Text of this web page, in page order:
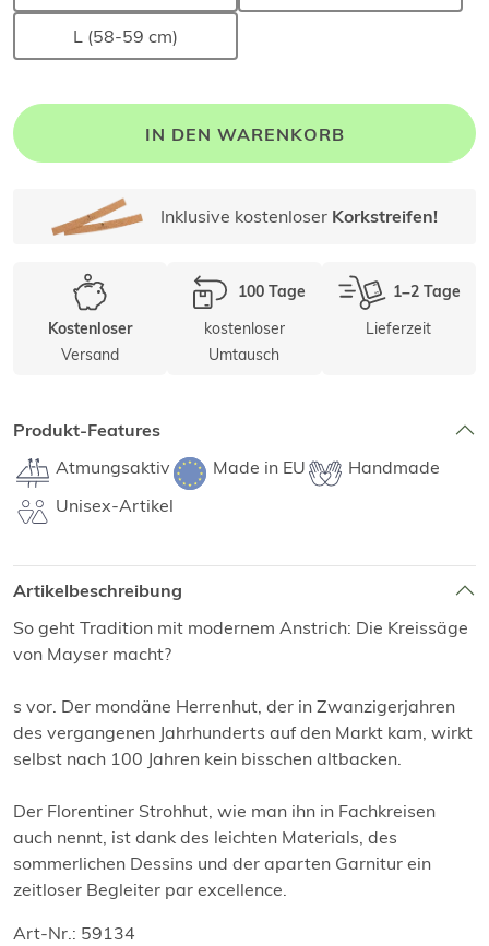
L (58-59 cm)
IN DEN WARENKORB
Inklusive kostenloser Korkstreifen!
Kostenloser
Versand
100 Tage
kostenloser
Umtausch
1–2 Tage
Lieferzeit
Produkt-Features
Atmungsaktiv Made in EU
Handmade
Unisex-Artikel
Artikelbeschreibung
So geht Tradition mit modernem Anstrich: Die Kreissäge
von Mayser macht?
s vor. Der mondäne Herrenhut, der in Zwanzigerjahren
des vergangenen Jahrhunderts auf den Markt kam, wirkt
selbst nach 100 Jahren kein bisschen altbacken.
Der Florentiner Strohhut, wie man ihn in Fachkreisen
auch nennt, ist dank des leichten Materials, des
sommerlichen Dessins und der aparten Garnitur ein
zeitloser Begleiter par excellence.
Art-Nr.: 59134